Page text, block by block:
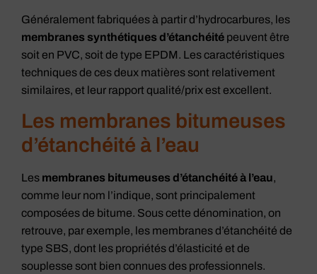
Généralement fabriquées à partir d’hydrocarbures, les
membranes synthétiques d’étanchéité peuvent être
soit en PVC, soit de type EPDM. Les caractéristiques
techniques de ces deux matières sont relativement
similaires, et leur rapport qualité/prix est excellent.
Les membranes bitumeuses
d’étanchéité à l’eau
Les membranes bitumeuses d’étanchéité à l’eau,
comme leur nom l’indique, sont principalement
composées de bitume. Sous cette dénomination, on
retrouve, par exemple, les membranes d’étanchéité de
type SBS, dont les propriétés d’élasticité et de
souplesse sont bien connues des professionnels.